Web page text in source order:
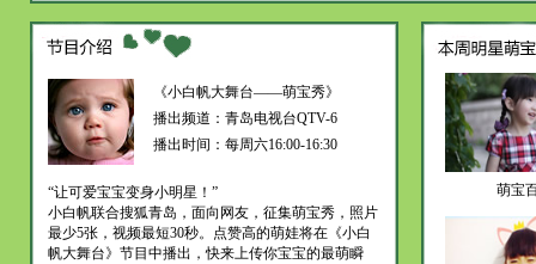
《小白帆大舞台——萌宝秀》
播出频道：青岛电视台QTV-6
播出时间：每周六16:00-16:30
“让可爱宝宝变身小明星！”
小白帆联合搜狐青岛，面向网友，征集萌宝秀，照片
最少5张，视频最短30秒。点赞高的萌娃将在《小白
帆大舞台》节目中播出，快来上传你宝宝的最萌瞬
萌宝